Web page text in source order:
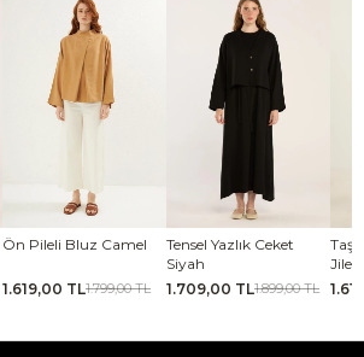
Ön Pileli Bluz Camel
1.619,00 TL1.799,00 TL
Tensel Yazlık Ceket
Siyah
1.709,00 TL1.899,00 TL
Jile